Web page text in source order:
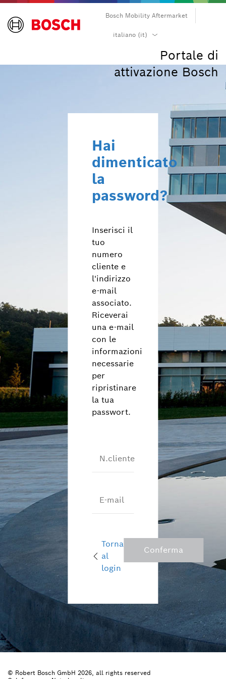
Bosch Mobility Aftermarket
italiano (it)
dansk (da)
Deutsch (de)
español (es)
suomi (fi)
français (fr)
hrvatski (hr)
magyar (hu)
italiano (it)
日本語 (ja)
한국어 (ko)
Nederlands (nl)
svenska (sv)
Türkçe (tr)
Portale di
attivazione Bosch
Hai
dimenticato
la
password?
Inserisci il
tuo
numero
cliente e
l'indirizzo
e-mail
associato.
Riceverai
una e-mail
con le
informazioni
necessarie
per
ripristinare
la tua
passwort.
N.cliente
E-mail
Torna
al
login
Conferma
© Robert Bosch GmbH 2026, all rights reserved